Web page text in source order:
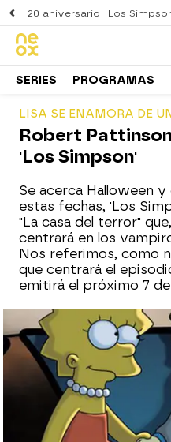
20 aniversario Los
SERIES PROGRAMAS
LISA SE ENAMORA DE
Robert
'Los Simpson'
Se acerca Halloween
estas fechas, 'Los
"La casa del terror"
centrará en los
Nos referimos, como
que centrará el
emitirá el próximo 7